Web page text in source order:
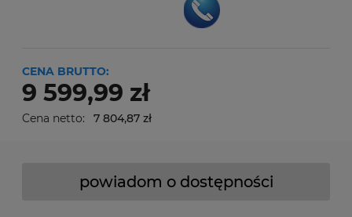
CENA BRUTTO:
9 599,99 zł
Cena netto: 7 804,87 zł
powiadom o dostępności